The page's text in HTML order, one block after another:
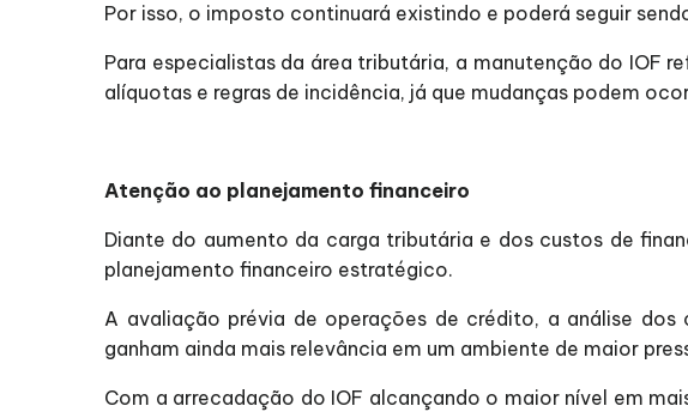
Por isso, o imposto continuará existindo e poderá seguir
Para especialistas da área tributária, a manutenção do IOF
alíquotas e regras de incidência, já que mudanças podem
Atenção ao planejamento financeiro
Diante do aumento da carga tributária e dos custos de
planejamento financeiro estratégico.
A avaliação prévia de operações de crédito, a análise
ganham ainda mais relevância em um ambiente de maior
Com a arrecadação do IOF alcançando o maior nível em